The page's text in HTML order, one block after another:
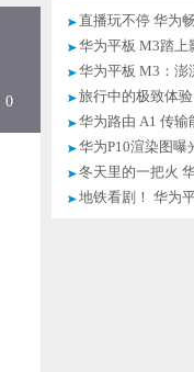
0
直播玩不停 华为
华为平板 M3踏上
旅行中的极致体
华为路由 A1 传输
华为P10渲染图曝
冬天里的一把火
地铁看剧！ 华为